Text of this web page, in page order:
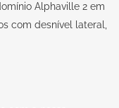
Alphaville 2 em
com desnível lateral,